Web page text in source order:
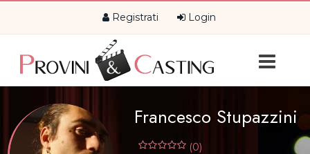
Registrati Login
Francesco Stupazzini
(0)